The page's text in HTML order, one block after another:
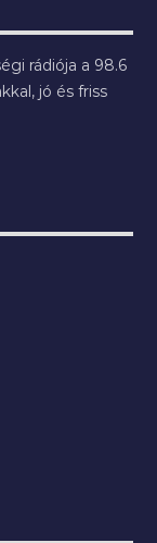
rádiója a 98.6
jó és friss